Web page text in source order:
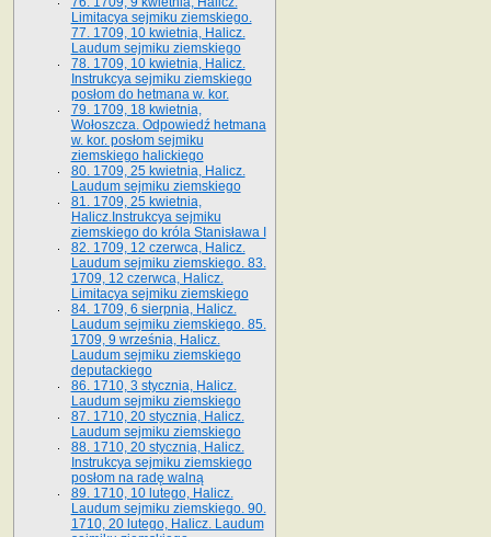
Limitacya sejmiku ziemskiego.
77. 1709, 10 kwietnia, Halicz.
Laudum sejmiku ziemskiego
78. 1709, 10 kwietnia, Halicz.
Instrukcya sejmiku ziemskiego
posłom do hetmana w. kor.
79. 1709, 18 kwietnia,
Wołoszcza. Odpowiedź hetmana
w. kor. posłom sejmiku
ziemskiego halickiego
80. 1709, 25 kwietnia, Halicz.
Laudum sejmiku ziemskiego
81. 1709, 25 kwietnia,
Halicz.Instrukcya sejmiku
ziemskiego do króla Stanisława I
82. 1709, 12 czerwca, Halicz.
Laudum sejmiku ziemskiego. 83.
1709, 12 czerwca, Halicz.
Limitacya sejmiku ziemskiego
84. 1709, 6 sierpnia, Halicz.
Laudum sejmiku ziemskiego. 85.
1709, 9 września, Halicz.
Laudum sejmiku ziemskiego
deputackiego
86. 1710, 3 stycznia, Halicz.
Laudum sejmiku ziemskiego
87. 1710, 20 stycznia, Halicz.
Laudum sejmiku ziemskiego
88. 1710, 20 stycznia, Halicz.
Instrukcya sejmiku ziemskiego
posłom na radę walną
89. 1710, 10 lutego, Halicz.
Laudum sejmiku ziemskiego. 90.
1710, 20 lutego, Halicz. Laudum